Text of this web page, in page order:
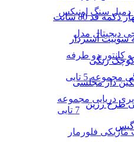
دمبل سنگ اونیکس
5 تایی
دریایی مجموعه
7 تایی
فلورمار
قد 80 سانت
آستردار
رنگی
دار مجلسی
طرح رزین